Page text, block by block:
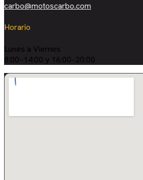
carbo@motoscarbo.com
Horario
Lunes a Viernes
8:00–14:00 y 16:00–20:00